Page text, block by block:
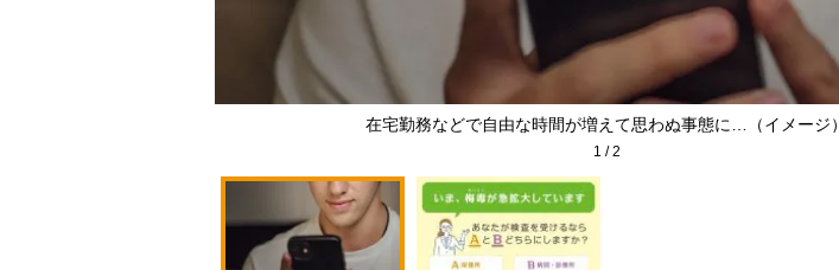
在宅勤務などで自由な時間が増えて思わぬ事態に…（イメージ）
1 /2